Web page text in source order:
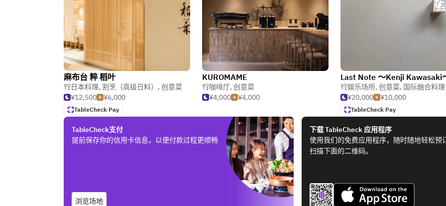
麻布台 粹 稻叶
日本料理, 割烹（高级日料） , 创意菜
¥12,500
¥6,000
TableCheck Pay
KUROMAME
咖啡厅, 创意菜
¥4,000
¥4,000
Last Note ～Kenji Kawasaki
娱乐场所, 创意菜, 国际融合料理
¥20,000
¥10,000
TableCheck Pay
TableCheck支付
提前保存你的信用卡信息，以便付款过程更顺畅
浏览场地
下载 TableCheck 应用程序
使用我们的免费应用程序，随时随地轻松预
扫描下面的二维码。